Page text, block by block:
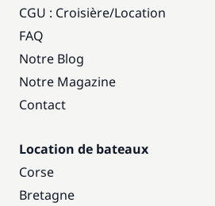
CGU : Croisière/Location
FAQ
Notre Blog
Notre Magazine
Contact
Location de bateaux
Corse
Bretagne